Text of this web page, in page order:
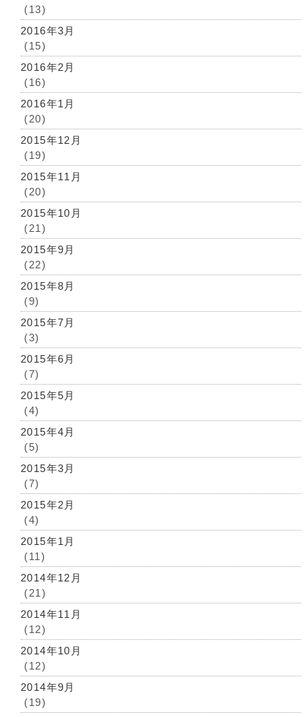
(13)
2016年3月
(15)
2016年2月
(16)
2016年1月
(20)
2015年12月
(19)
2015年11月
(20)
2015年10月
(21)
2015年9月
(22)
2015年8月
(9)
2015年7月
(3)
2015年6月
(7)
2015年5月
(4)
2015年4月
(5)
2015年3月
(7)
2015年2月
(4)
2015年1月
(11)
2014年12月
(21)
2014年11月
(12)
2014年10月
(12)
2014年9月
(19)